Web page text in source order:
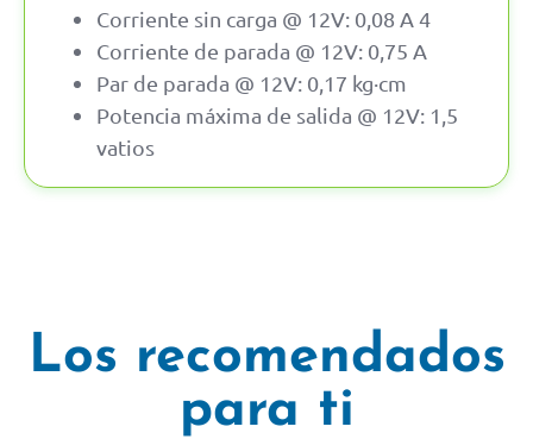
Corriente sin carga @ 12V: 0,08 A 4
Corriente de parada @ 12V: 0,75 A
Par de parada @ 12V: 0,17 kg·cm
Potencia máxima de salida @ 12V: 1,5
vatios
Los recomendados
para ti